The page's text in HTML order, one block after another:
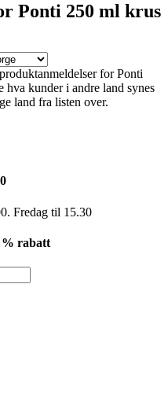
Ponti 250 ml krus
for Ponti
hva kunder i andre land synes
land fra listen over.
Fredag til 15.30
% rabatt